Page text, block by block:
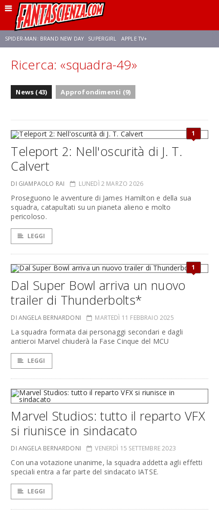
SPIDER-MAN: BRAND NEW DAY SUPERGIRL APPLE TV+
FRANCO RICCIARDIELLO ZENDAYA STAR TREK AVENGERS: DOOMSDAY
Ricerca: «squadra-49»
News (43) Approfondimenti (9)
1
Teleport 2: Nell'oscurità di J. T.
Calvert
DI GIAMPAOLO RAI LUNEDÌ 2 MARZO 2026
Proseguono le avventure di James Hamilton e della sua
squadra, catapultati su un pianeta alieno e molto
pericoloso.
LEGGI
1
Dal Super Bowl arriva un nuovo
trailer di Thunderbolts*
DI ANGELA BERNARDONI MARTEDÌ 11 FEBBRAIO 2025
La squadra formata dai personaggi secondari e dagli
antieroi Marvel chiuderà la Fase Cinque del MCU
LEGGI
Marvel Studios: tutto il reparto VFX
si riunisce in sindacato
DI ANGELA BERNARDONI VENERDÌ 15 SETTEMBRE 2023
Con una votazione unanime, la squadra addetta agli effetti
speciali entra a far parte del sindacato IATSE.
LEGGI